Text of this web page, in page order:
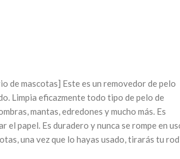
de mascotas] Este es un removedor de pelo
Limpia eficazmente todo tipo de pelo de
mantas, edredones y mucho más. Es
el papel. Es duradero y nunca se rompe en
una vez que lo hayas usado, tirarás tu